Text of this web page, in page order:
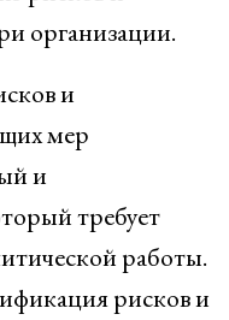
организации.
и
мер
и
требует
работы.
рисков и